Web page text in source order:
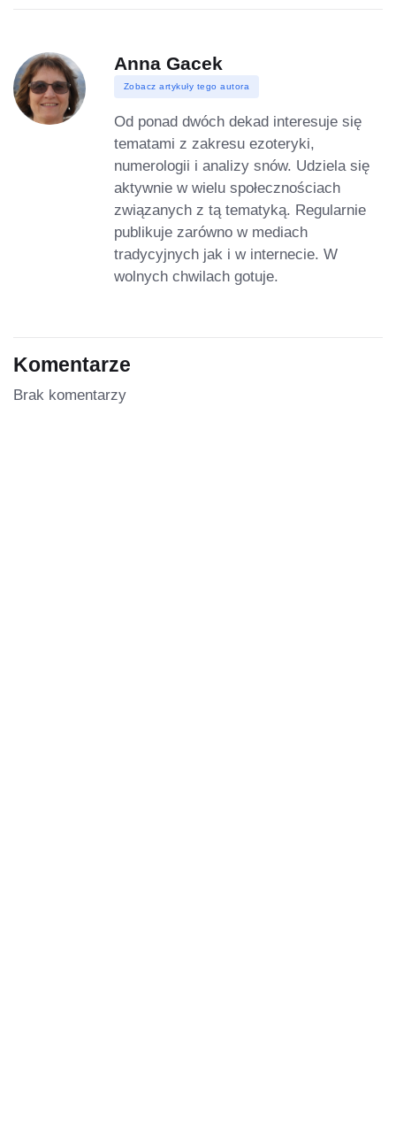
Anna Gacek
Zobacz artykuły tego autora
Od ponad dwóch dekad interesuje się
tematami z zakresu ezoteryki,
numerologii i analizy snów. Udziela się
aktywnie w wielu społecznościach
związanych z tą tematyką. Regularnie
publikuje zarówno w mediach
tradycyjnych jak i w internecie. W
wolnych chwilach gotuje.
Komentarze
Brak komentarzy